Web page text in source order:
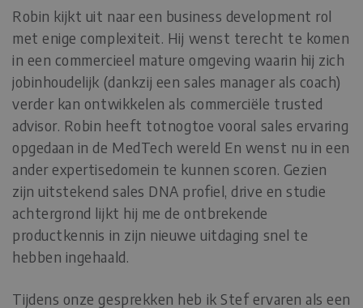
Robin kijkt uit naar een business development rol
met enige complexiteit. Hij wenst terecht te komen
in een commercieel mature omgeving waarin hij zich
jobinhoudelijk (dankzij een sales manager als coach)
verder kan ontwikkelen als commerciële trusted
advisor. Robin heeft totnogtoe vooral sales ervaring
opgedaan in de MedTech wereld En wenst nu in een
ander expertisedomein te kunnen scoren. Gezien
zijn uitstekend sales DNA profiel, drive en studie
achtergrond lijkt hij me de ontbrekende
productkennis in zijn nieuwe uitdaging snel te
hebben ingehaald.
Tijdens onze gesprekken heb ik Stef ervaren als een